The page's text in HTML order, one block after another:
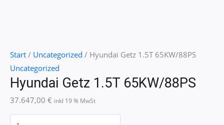
Start / Uncategorized / Hyundai Getz 1.5T 65KW/88PS
Uncategorized
Hyundai Getz 1.5T 65KW/88PS
37.647,00 € inkl 19 % MwSt